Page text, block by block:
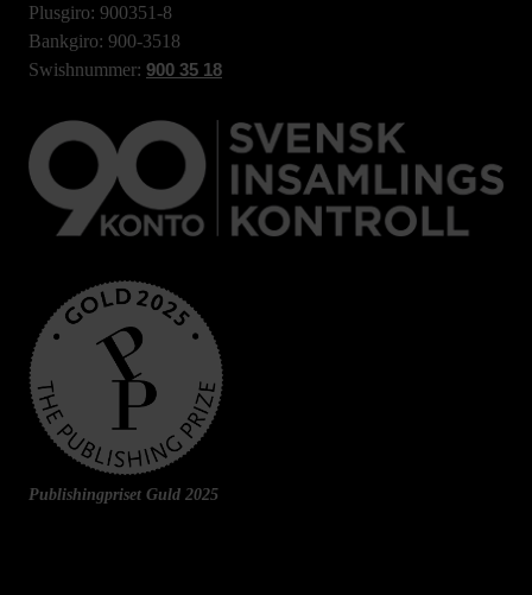
Plusgiro: 900351-8
Bankgiro: 900-3518
Swishnummer: 900 35 18
Publishingpriset Guld 2025